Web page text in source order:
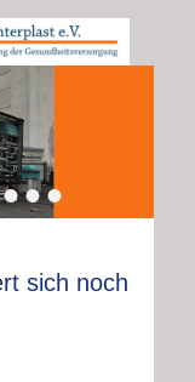
Ebersberger
e.V.
Verbesserung der
•••
sich noch